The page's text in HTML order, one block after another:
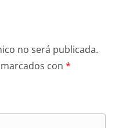
no será publicada.
con *